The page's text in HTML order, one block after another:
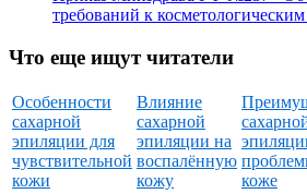
требований к
Что еще ищут читатели
Особенности
сахарной
эпиляции для
чувствительной
кожи
Влияние
сахарной
эпиляции на
воспалённую
кожу
коже